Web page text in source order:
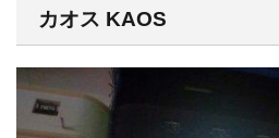
カオス KAOS